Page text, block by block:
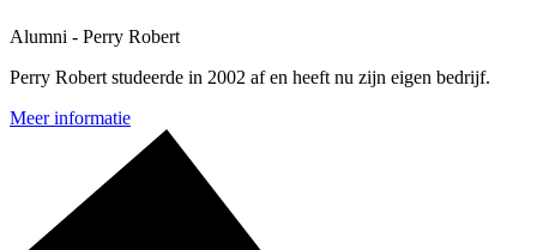
Alumni - Perry Robert
Perry Robert studeerde in 2002 af en heeft nu zijn eigen bedrijf.
Meer informatie